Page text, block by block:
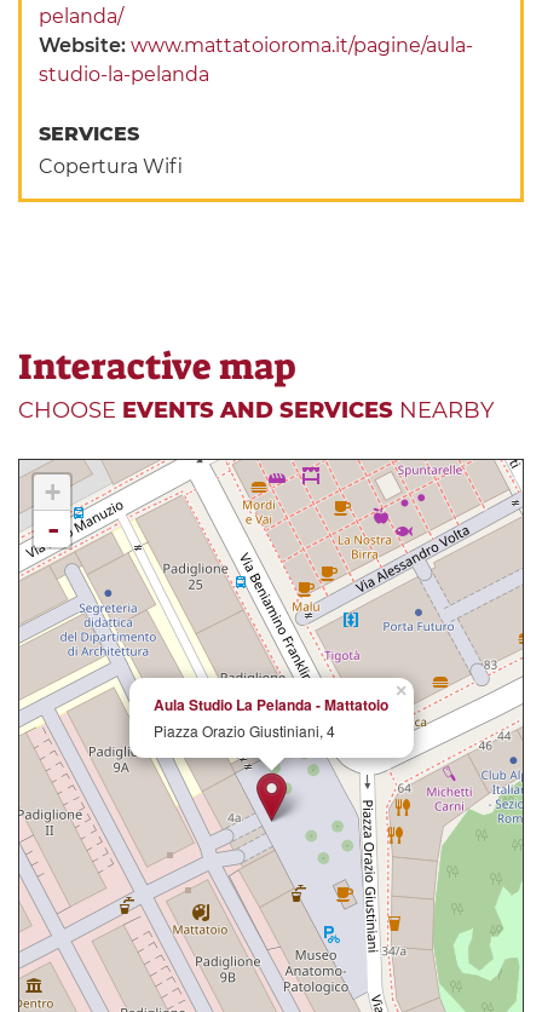
pelanda/
Website:www.mattatoioroma.it/pagine/aula-
studio-la-pelanda
SERVICES
Copertura Wifi
Interactive map
CHOOSE EVENTS AND SERVICES NEARBY
×
Aula Studio La Pelanda - Mattatoio
Piazza Orazio Giustiniani, 4
+
-